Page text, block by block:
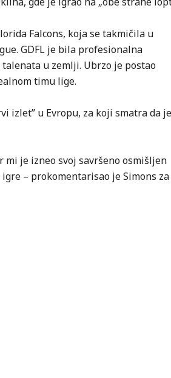
Falcons, koja se takmičila u
GDFL je bila profesionalna
u zemlji. Ubrzo je postao
timu lige.
izlet” u Evropu, za koji smatra da je
mi je izneo svoj savršeno osmišljen
– prokomentarisao je Simons za